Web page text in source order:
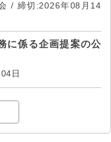
/ 締切:2026年08月14
に係る企画提案の公
日